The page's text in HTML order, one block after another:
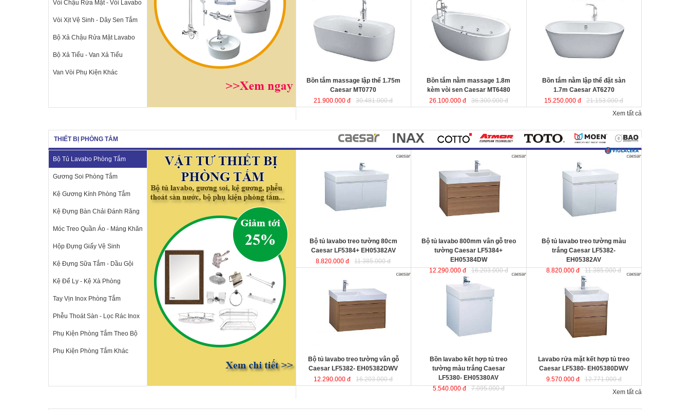
Vòi Chậu Rửa Mặt - Vòi Lavabo
Vòi Xịt Vệ Sinh - Dây Sen Tắm
Bộ Xả Chậu Rửa Mặt Lavabo
Bộ Xả Tiểu - Van Xả Tiểu
Van Vòi Phụ Kiện Khác
được sản xuất từ
sợi nhựa tổng hợp Acrylic có độ bền
cao, không bị ngả màu, chịu được
mọi nguồn nước, khó bể vỡ. Bề mặt
láng mịn dễ dàng vệ sinh.
Kích thước: 175x80x60 cm.
Bồn tắm massage lập thể 1.75m
Caesar MT0770
21.900.000 đ
30.481.000 đ
vòi sen Caesar MT6480
xuất từ sợi nhựa tổng hợp Acrylic
có độ bền cao, không bị ngả màu,
chịu được mọi nguồn nước, khó bể
vỡ. Bề mặt b
láng mịn dễ dàng vệ
c: 180x95x65 cm.
Bồn tắm nằm massage 1.8m
kèm vòi sen Caesar MT6480
26.100.000 đ
36.300.000 đ
được sản xuất từ sợi
nhựa tổng hợp Acrylic có độ bền cao,
không bị ngả màu, chịu được mọi
nguồn nước, khó bể vỡ. Bề mặt
láng mịn dễ dàng vệ sinh.
Kích thước
: 170x87x60 cm
Bồn tắm nằm lập thể đặt sàn
1.7m Caesar AT6270
15.250.000 đ
21.153.000 đ
Xem tất cả
THIẾT BỊ PHÒNG TẮM
Bộ Tủ Lavabo Phòng Tắm
Gương Soi Phòng Tắm
Kệ Gương Kính Phòng Tắm
Kệ Đựng Bàn Chải Đánh Răng
Móc Treo Quần Áo - Máng Khăn
Hộp Đựng Giấy Vệ Sinh
Kệ Đựng Sữa Tắm - Dầu Gội
Kệ Để Ly - Kệ Xà Phòng
Tay Vịn Inox Phòng Tắm
Phễu Thoát Sàn - Lọc Rác Inox
Phụ Kiện Phòng Tắm Theo Bộ
Phụ Kiện Phòng Tắm Khác
Caesar LF5384+ EH05382AV
thiết kế đầy cảm hứng và sáng tạo
theo phong cách tối giản hiện đại.
không gian phòng tắm.
Bộ tủ lavabo treo tường 80cm
Caesar LF5384+ EH05382AV
8.820.000 đ
11.385.000 đ
Bộ tủ lavabo 800mm vân gỗ treo
tường Caesar LF5384+
EH05384DW
được thiết kế đầy cảm
hứng và sáng tạo theo phong cách
tối giản hiện đại. Thể hiện chất lượng
thẩm mỹ của không gian phòng tắm.
KT lavabo: 500x800x100 mm.
Bộ tủ lavabo 800mm vân gỗ treo
tường Caesar LF5384+
EH05384DW
12.290.000 đ
16.203.000 đ
Bộ tủ lavabo treo tường màu trắng
Caesar LF5382- EH05382AV
thiết kế đầy cảm hứng và sáng tạo
theo phong cách tối giản hiện đại.
: 500x800x100 mm.
Bộ tủ lavabo treo tường màu
trắng Caesar LF5382-
EH05382AV
8.820.000 đ
11.385.000 đ
Caesar LF5382-
EH05382DWV đ
ược thiết kế đầy cảm
hứng và sáng tạo theo phong cách
tối giản hiện đại. Thể hiện chất lượng
thẩm mỹ của không gian phòng tắm.
: 500x800x100 mm.
Bộ tủ lavabo treo tường vân gỗ
Caesar LF5382- EH05382DWV
12.290.000 đ
16.203.000 đ
Bồn lavabo kết hợp tủ treo tường
màu trắng Caesar LF5380-
EH05380AV
ược thiết kế đầy cảm
: 500x500x100 mm.
Bồn lavabo kết hợp tủ treo
tường màu trắng Caesar
LF5380- EH05380AV
5.540.000 đ
7.095.000 đ
Lavabo rửa mặt kết hợp tủ treo
Caesar LF5380- EH05380DWV
ược thiết kế đầy cảm hứng và sáng
tạo theo phong cách tối giản hiện
đại. Thể hiện chất lượng thẩm mỹ
của không gian phòng tắm.
: 500x500x100 mm.
Lavabo rửa mặt kết hợp tủ treo
Caesar LF5380- EH05380DWV
9.570.000 đ
12.771.000 đ
Xem tất cả